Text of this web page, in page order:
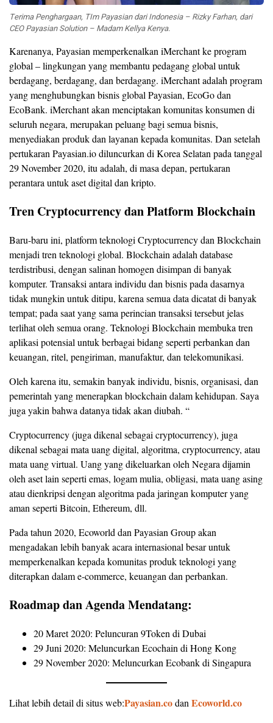
Terima Penghargaan, TIm Payasian dari Indonesia – Rizky Farhan, dari
CEO Payasian Solution – Madam Kellya Kenya.
Karenanya, Payasian memperkenalkan iMerchant ke program
global – lingkungan yang membantu pedagang global untuk
berdagang, berdagang, dan berdagang. iMerchant adalah program
yang menghubungkan bisnis global Payasian, EcoGo dan
EcoBank. iMerchant akan menciptakan komunitas konsumen di
seluruh negara, merupakan peluang bagi semua bisnis,
menyediakan produk dan layanan kepada komunitas. Dan setelah
pertukaran Payasian.io diluncurkan di Korea Selatan pada tanggal
29 November 2020, itu adalah, di masa depan, pertukaran
perantara untuk aset digital dan kripto.
Tren Cryptocurrency dan Platform Blockchain
Baru-baru ini, platform teknologi Cryptocurrency dan Blockchain
menjadi tren teknologi global. Blockchain adalah database
terdistribusi, dengan salinan homogen disimpan di banyak
komputer. Transaksi antara individu dan bisnis pada dasarnya
tidak mungkin untuk ditipu, karena semua data dicatat di banyak
tempat; pada saat yang sama perincian transaksi tersebut jelas
terlihat oleh semua orang. Teknologi Blockchain membuka tren
aplikasi potensial untuk berbagai bidang seperti perbankan dan
keuangan, ritel, pengiriman, manufaktur, dan telekomunikasi.
Oleh karena itu, semakin banyak individu, bisnis, organisasi, dan
pemerintah yang menerapkan blockchain dalam kehidupan. Saya
juga yakin bahwa datanya tidak akan diubah. “
Cryptocurrency (juga dikenal sebagai cryptocurrency), juga
dikenal sebagai mata uang digital, algoritma, cryptocurrency, atau
mata uang virtual. Uang yang dikeluarkan oleh Negara dijamin
oleh aset lain seperti emas, logam mulia, obligasi, mata uang asing
atau dienkripsi dengan algoritma pada jaringan komputer yang
aman seperti Bitcoin, Ethereum, dll.
Pada tahun 2020, Ecoworld dan Payasian Group akan
mengadakan lebih banyak acara internasional besar untuk
memperkenalkan kepada komunitas produk teknologi yang
diterapkan dalam e-commerce, keuangan dan perbankan.
Roadmap dan Agenda Mendatang:
20 Maret 2020: Peluncuran 9Token di Dubai
29 Juni 2020: Meluncurkan Ecochain di Hong Kong
29 November 2020: Meluncurkan Ecobank di Singapura
Lihat lebih detail di situs web:Payasian.codan Ecoworld.co